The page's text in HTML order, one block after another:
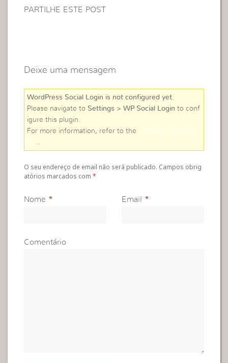
PARTILHE ESTE POST
Deixe uma mensagem
WordPress Social Login is not configured yet.
Please navigate to Settings > WP Social Login to conf
igure this plugin.
For more information, refer to the
online user guid
e
..
O seu endereço de email não será publicado. Campos obrig
atórios marcados com*
Nome * Email *
Comentário